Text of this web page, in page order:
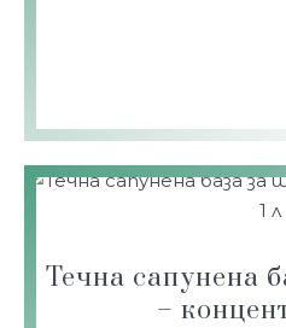
Течна сапунена
–